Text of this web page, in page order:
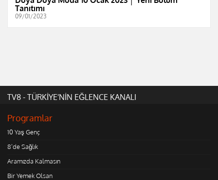
Tanıtımı
09/01/2023
TV8 - TÜRKİYE'NİN EĞLENCE KANALI
Programlar
10 Yaş Genç
8'de Sağlık
Aramızda Kalmasın
Bir Yemek Olsan